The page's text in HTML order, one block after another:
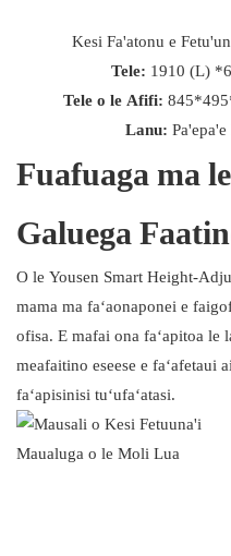
Kesi Fa'atonu e
Tele: 1910 (L)
Tele o le Afifi:
Lanu:
Fuafuaga ma
Galuega
O le Yousen Smart Height-
mama ma faʻaonaponei e
ofisa. E mafai ona faʻapitoa le
meafaitino eseese e faʻafetaui
faʻapisinisi tuʻufaʻatasi.